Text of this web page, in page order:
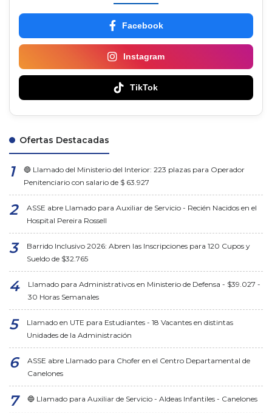
Facebook
Instagram
TikTok
Ofertas Destacadas
🔵 Llamado del Ministerio del Interior: 223 plazas para Operador
Penitenciario con salario de $ 63.927
ASSE abre Llamado para Auxiliar de Servicio - Recién Nacidos en el
Hospital Pereira Rossell
Barrido Inclusivo 2026: Abren las Inscripciones para 120 Cupos y
Sueldo de $32.765
Llamado para Administrativos en Ministerio de Defensa - $39.027 -
30 Horas Semanales
Llamado en UTE para Estudiantes - 18 Vacantes en distintas
Unidades de la Administración
ASSE abre Llamado para Chofer en el Centro Departamental de
Canelones
🔵 Llamado para Auxiliar de Servicio - Aldeas Infantiles - Canelones